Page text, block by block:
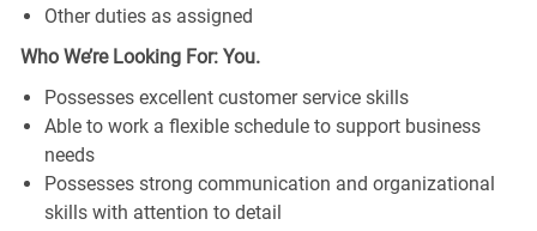
Other duties as assigned
Who We’re Looking For: You.
Possesses excellent customer service skills
Able to work a flexible schedule to support business
needs
Possesses strong communication and organizational
skills with attention to detail